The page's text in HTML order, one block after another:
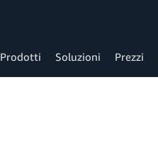
Prodotti Soluzioni Prezzi